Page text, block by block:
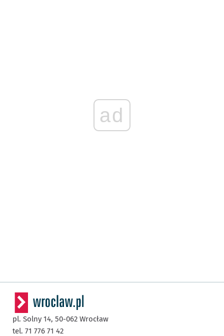
ad
pl. Solny 14, 50-062 Wrocław
tel. 71 776 71 42